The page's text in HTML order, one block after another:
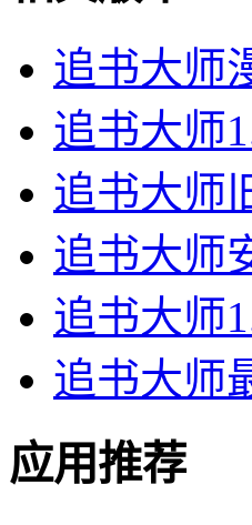
追书大师
追书大师
追书大师
追书大师
追书大师
追书大师
应用推荐